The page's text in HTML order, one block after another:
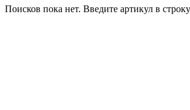
Поисков пока нет. Введите артикул в